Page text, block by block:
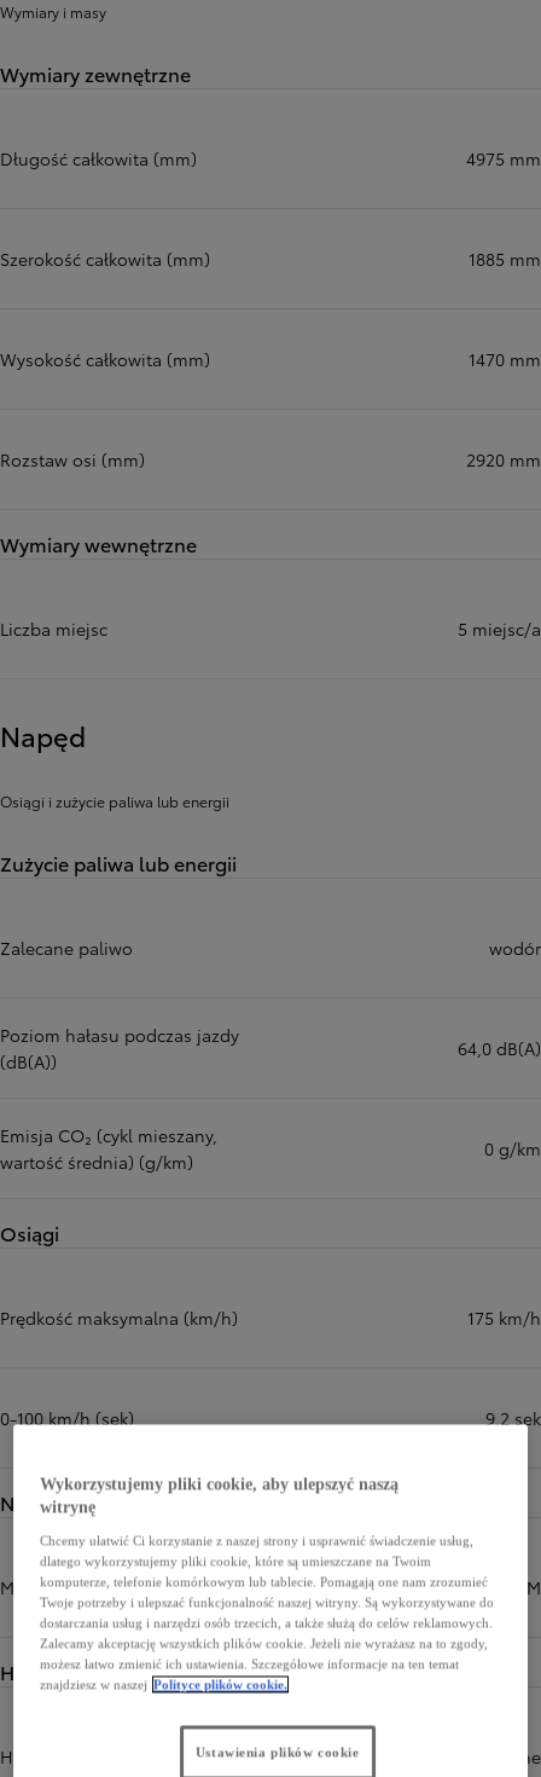
Wymiary i masy
Wymiary zewnętrzne
Długość całkowita (mm) 4975 mm
Szerokość całkowita (mm) 1885 mm
Wysokość całkowita (mm) 1470 mm
Rozstaw osi (mm) 2920 mm
Wymiary wewnętrzne
Liczba miejsc 5 miejsc/a
Napęd
Osiągi i zużycie paliwa lub energii
Zużycie paliwa lub energii
Zalecane paliwo wodór
Poziom hałasu podczas jazdy
(dB(A))
64,0 dB(A)
Emisja CO₂ (cykl mieszany,
wartość średnia) (g/km)
0 g/km
Osiągi
Prędkość maksymalna (km/h) 175 km/h
0-100 km/h (sek) 9,2 sek
Napęd
Moc maksymalna (KM) 182 KM
Hamulce
Hamulce przód tarczowe wentylowane
Wykorzystujemy pliki cookie, aby ulepszyć naszą
witrynę
Chcemy ułatwić Ci korzystanie z naszej strony i usprawnić świadczenie usług,
dlatego wykorzystujemy pliki cookie, które są umieszczane na Twoim
komputerze, telefonie komórkowym lub tablecie. Pomagają one nam zrozumieć
Twoje potrzeby i ulepszać funkcjonalność naszej witryny. Są wykorzystywane do
dostarczania usług i narzędzi osób trzecich, a także służą do celów reklamowych.
Zalecamy akceptację wszystkich plików cookie. Jeżeli nie wyrażasz na to zgody,
możesz łatwo zmienić ich ustawienia. Szczegółowe informacje na ten temat
znajdziesz w naszej Polityce plików cookie.
Ustawienia plików cookie